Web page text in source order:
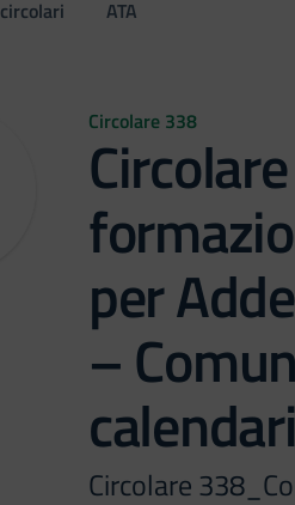
circolari
ATA
Circolare 338
per
–
Circolare